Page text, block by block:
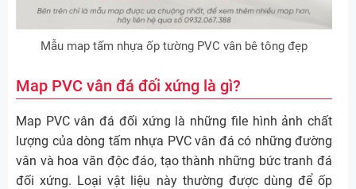
Mẫu map tấm nhựa ốp tường PVC vân bê tông đẹp
Map PVC vân đá đối xứng là gì?
Map PVC vân đá đối xứng là những file hình ảnh chất
lượng của dòng tấm nhựa PVC vân đá có những đường
vân và hoa văn độc đáo, tạo thành những bức tranh đá
đối xứng. Loại vật liệu này thường được dùng để ốp